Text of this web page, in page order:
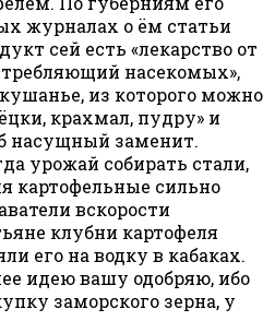
журналах о ём статьи
сей есть «лекарство от
насекомых»,
из которого можно
крахмал, пудру» и
насущный заменит.
урожай собирать стали,
картофельные сильно
вскорости
клубни картофеля
его на водку в кабаках.
идею вашу одобряю, ибо
заморского зерна, у